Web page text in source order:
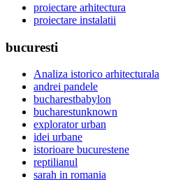
proiectare arhitectura
proiectare instalatii
bucuresti
Analiza istorico arhitecturala
andrei pandele
bucharestbabylon
bucharestunknown
explorator urban
idei urbane
istorioare bucurestene
reptilianul
sarah in romania